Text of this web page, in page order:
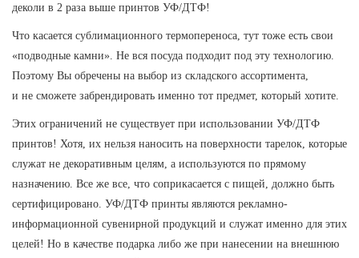
деколи в 2 раза выше принтов УФ/ДТФ!
Что касается сублимационного термопереноса, тут тоже есть свои
«подводные камни». Не вся посуда подходит под эту технологию.
Поэтому Вы обречены на выбор из складского ассортимента,
и не сможете забрендировать именно тот предмет, который хотите.
Этих ограничений не существует при использовании УФ/ДТФ
принтов! Хотя, их нельзя наносить на поверхности тарелок, которые
служат не декоративным целям, а используются по прямому
назначению. Все же все, что соприкасается с пищей, должно быть
сертифицировано. УФ/ДТФ принты являются рекламно-
информационной сувенирной продукций и служат именно для этих
целей! Но в качестве подарка либо же при нанесении на внешнюю